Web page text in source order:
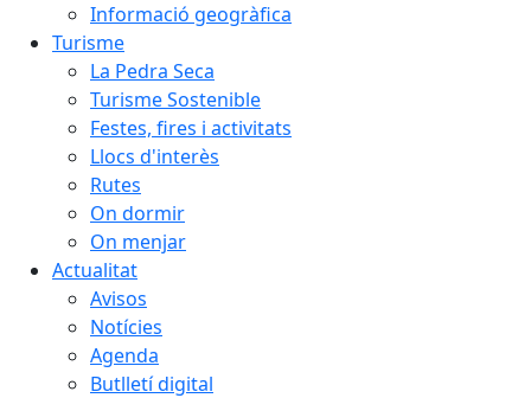
Informació geogràfica
Turisme
La Pedra Seca
Turisme Sostenible
Festes, fires i activitats
Llocs d'interès
Rutes
On dormir
On menjar
Actualitat
Avisos
Notícies
Agenda
Butlletí digital